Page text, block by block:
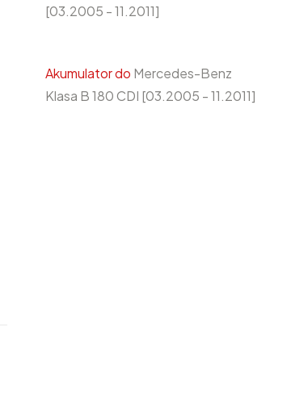
[03.2005 - 11.2011]
Akumulator do Mercedes-Benz
Klasa B 180 CDI [03.2005 - 11.2011]